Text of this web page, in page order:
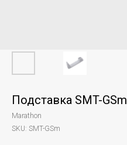
Подставка SMT-GSm
Marathon
SKU: SMT-GSm